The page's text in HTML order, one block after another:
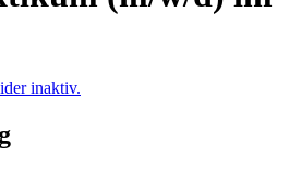
inaktiv.